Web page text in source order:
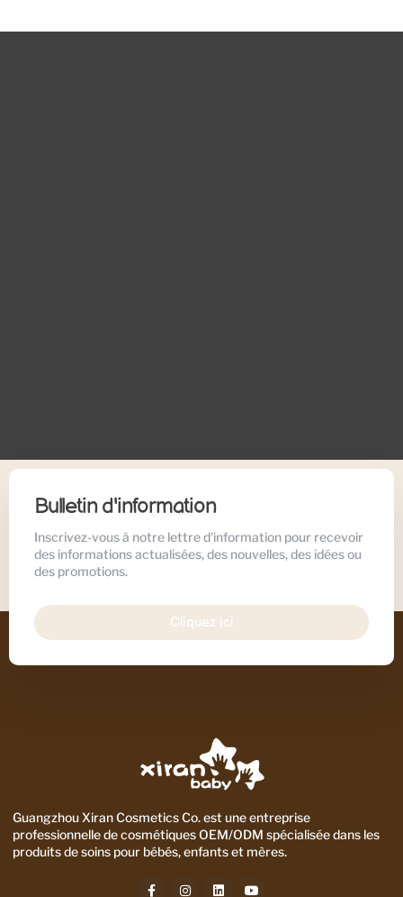
Bulletin d'information
Inscrivez-vous à notre lettre d'information pour recevoir
des informations actualisées, des nouvelles, des idées ou
des promotions.
Cliquez ici
Guangzhou Xiran Cosmetics Co. est une entreprise
professionnelle de cosmétiques OEM/ODM spécialisée dans les
produits de soins pour bébés, enfants et mères.